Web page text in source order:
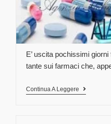
E’ uscita pochissimi
tante sui farmaci che,
Continua A Leggere